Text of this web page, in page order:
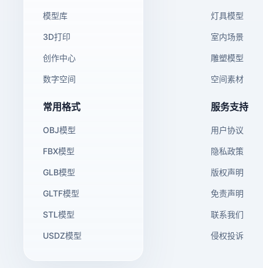
模型库
3D打印
创作中心
数字空间
灯具模型
室内场景
雕塑模型
空间素材
常用格式
OBJ模型
FBX模型
GLB模型
GLTF模型
STL模型
USDZ模型
服务支持
用户协议
隐私政策
版权声明
免责声明
联系我们
侵权投诉